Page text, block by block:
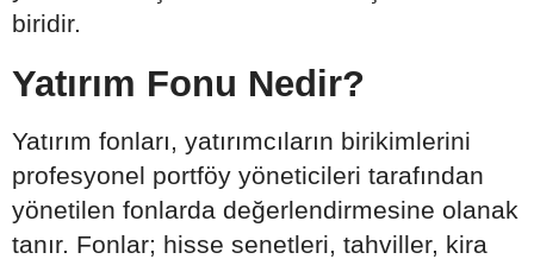
biridir.
Yatırım Fonu Nedir?
Yatırım fonları, yatırımcıların birikimlerini
profesyonel portföy yöneticileri tarafından
yönetilen fonlarda değerlendirmesine olanak
tanır. Fonlar; hisse senetleri, tahviller, kira